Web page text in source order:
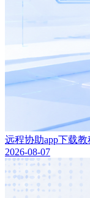
远程协助app下载
2026-08-07